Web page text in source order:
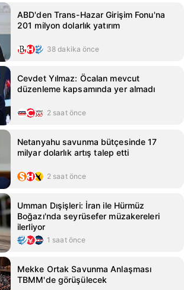
ABD'den Trans-Hazar Girişim Fonu'na
201 milyon dolarlık yatırım
38 dakika önce
Cevdet Yılmaz: Öcalan mevcut
düzenleme kapsamında yer almadı
2 saat önce
Netanyahu savunma bütçesinde 17
milyar dolarlık artış talep etti
2 saat önce
Umman Dışişleri: İran ile Hürmüz
Boğazı'nda seyrüsefer müzakereleri
ilerliyor
1 saat önce
Mekke Ortak Savunma Anlaşması
TBMM'de görüşülecek